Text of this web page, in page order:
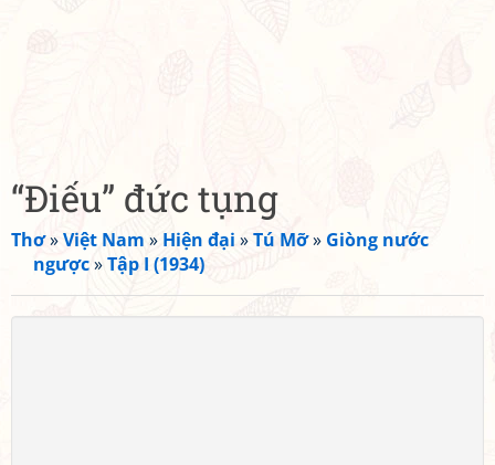
“Điếu” đức tụng
Thơ»Việt Nam » Hiện đại »Tú Mỡ» Giòng nước
ngược»Tập I (1934)